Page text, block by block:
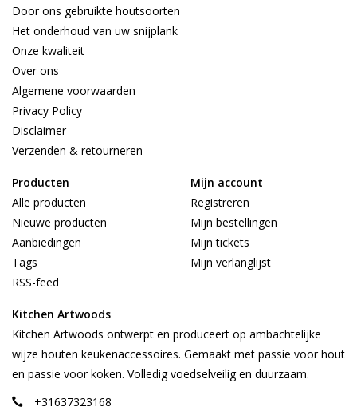
Door ons gebruikte houtsoorten
Het onderhoud van uw snijplank
Onze kwaliteit
Over ons
Algemene voorwaarden
Privacy Policy
Disclaimer
Verzenden & retourneren
Producten
Alle producten
Nieuwe producten
Aanbiedingen
Tags
RSS-feed
Mijn account
Registreren
Mijn bestellingen
Mijn tickets
Mijn verlanglijst
Kitchen Artwoods
Kitchen Artwoods ontwerpt en produceert op ambachtelijke
wijze houten keukenaccessoires. Gemaakt met passie voor hout
en passie voor koken. Volledig voedselveilig en duurzaam.
+31637323168